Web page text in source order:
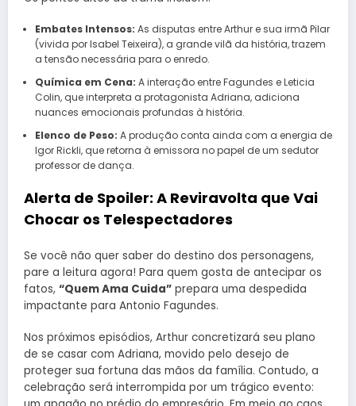
Embates Intensos: As disputas entre Arthur e sua irmã Pilar
(vivida por Isabel Teixeira), a grande vilã da história, trazem
a tensão necessária para o enredo.
Química em Cena: A interação entre Fagundes e Leticia
Colin, que interpreta a protagonista Adriana, adiciona
nuances emocionais profundas à história.
Elenco de Peso: A produção conta ainda com a energia de
Igor Rickli, que retorna à emissora no papel de um sedutor
professor de dança.
Alerta de Spoiler: A Reviravolta que Vai
Chocar os Telespectadores
Se você não quer saber do destino dos personagens,
pare a leitura agora! Para quem gosta de antecipar os
fatos, “Quem Ama Cuida” prepara uma despedida
impactante para Antonio Fagundes.
Nos próximos episódios, Arthur concretizará seu plano
de se casar com Adriana, movido pelo desejo de
proteger sua fortuna das mãos da família. Contudo, a
celebração será interrompida por um trágico evento: